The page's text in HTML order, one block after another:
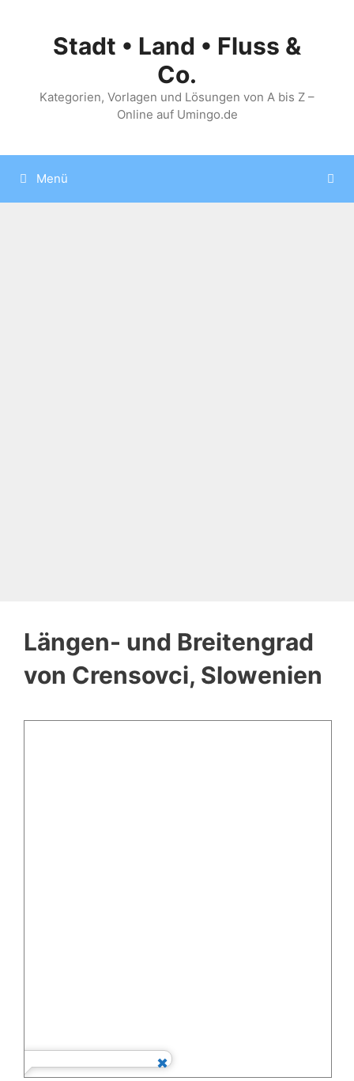
springenStadt • Land • Fluss &
Co.
Kategorien, Vorlagen und Lösungen von A bis Z –
Online auf Umingo.de
Menü
Längen- und Breitengrad
von Crensovci, Slowenien